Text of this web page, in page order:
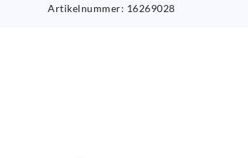
Artikelnummer: 16269028